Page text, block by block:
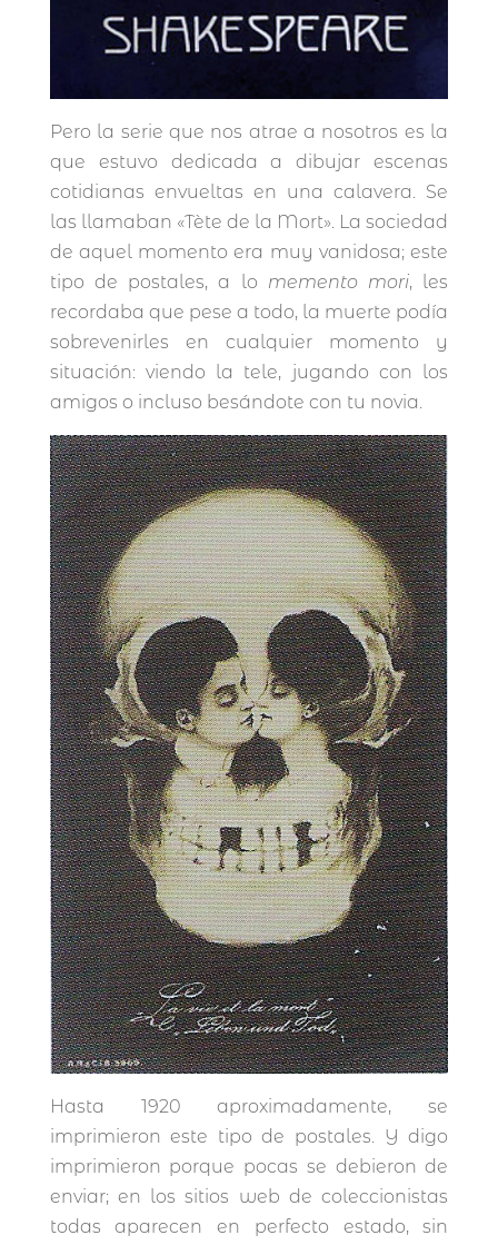
Pero la serie que nos atrae a nosotros es la
que estuvo dedicada a dibujar escenas
cotidianas envueltas en una calavera. Se
las llamaban «Tète de la Mort». La sociedad
de aquel momento era muy vanidosa; este
tipo de postales, a lo memento mori, les
recordaba que pese a todo, la muerte podía
sobrevenirles en cualquier momento y
situación: viendo la tele, jugando con los
amigos o incluso besándote con tu novia.
Hasta 1920 aproximadamente, se
imprimieron este tipo de postales. Y digo
imprimieron porque pocas se debieron de
enviar; en los sitios web de coleccionistas
todas aparecen en perfecto estado, sin